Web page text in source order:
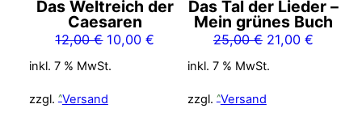
Das Weltreich der
Caesaren
12,00€ Ursprünglicher
Preis
12,00 €
10,00€
10,00 €.
inkl. 7 % MwSt.
zzgl. Versand
Das Tal der Lieder –
Mein grünes Buch
25,00€ Ursprünglicher
25,00 €
21,00 €
inkl. 7 % MwSt.
zzgl. Versand